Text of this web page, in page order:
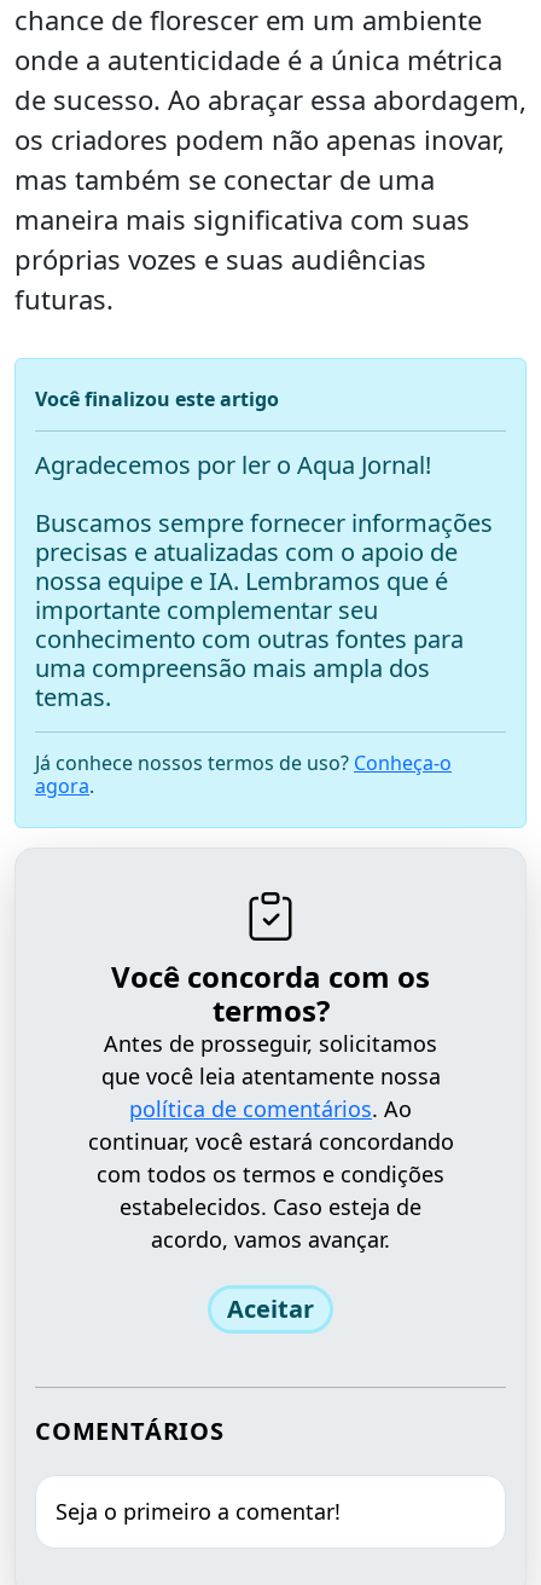
chance de florescer em um ambiente
onde a autenticidade é a única métrica
de sucesso. Ao abraçar essa abordagem,
os criadores podem não apenas inovar,
mas também se conectar de uma
maneira mais significativa com suas
próprias vozes e suas audiências
futuras.
Você finalizou este artigo
Agradecemos por ler o Aqua Jornal!
Buscamos sempre fornecer informações
precisas e atualizadas com o apoio de
nossa equipe e IA. Lembramos que é
importante complementar seu
conhecimento com outras fontes para
uma compreensão mais ampla dos
temas.
Já conhece nossos termos de uso? Conheça-o
agora.
Você concorda com os
termos?
Antes de prosseguir, solicitamos
que você leia atentamente nossa
política de comentários. Ao
continuar, você estará concordando
com todos os termos e condições
estabelecidos. Caso esteja de
acordo, vamos avançar.
Aceitar
COMENTÁRIOS
Seja o primeiro a comentar!